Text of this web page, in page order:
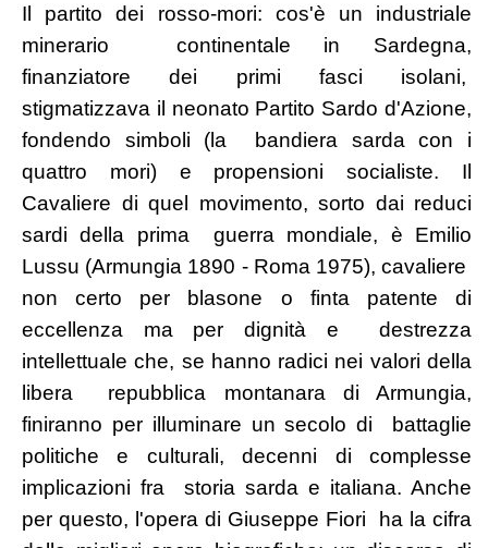
Il partito dei rosso-mori: cos'è un industriale
minerario continentale in Sardegna,
finanziatore dei primi fasci isolani,
stigmatizzava il neonato Partito Sardo d'Azione,
fondendo simboli (la bandiera sarda con i
quattro mori) e propensioni socialiste. Il
Cavaliere di quel movimento, sorto dai reduci
sardi della prima guerra mondiale, è Emilio
Lussu (Armungia 1890 - Roma 1975), cavaliere
non certo per blasone o finta patente di
eccellenza ma per dignità e destrezza
intellettuale che, se hanno radici nei valori della
libera repubblica montanara di Armungia,
finiranno per illuminare un secolo di battaglie
politiche e culturali, decenni di complesse
implicazioni fra storia sarda e italiana. Anche
per questo, l'opera di Giuseppe Fiori ha la cifra